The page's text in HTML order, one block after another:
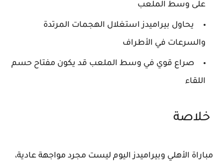
على وسط الملعب
يحاول بيراميدز استغلال الهجمات المرتدة
والسرعات في الأطراف
صراع قوي في وسط الملعب قد يكون مفتاح حسم
اللقاء
خلاصة
مباراة الأهلي وبيراميدزاليوم ليست مجرد مواجهة عادية،